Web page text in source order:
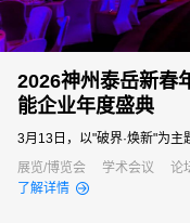
2026神州泰岳新春
能企业年度盛典
3月13日，以"破界·焕新"为
家会议中心成功举办。来自
2025奋进征程，共启AI时代
展览/博览会 学术会议 论
了解详情